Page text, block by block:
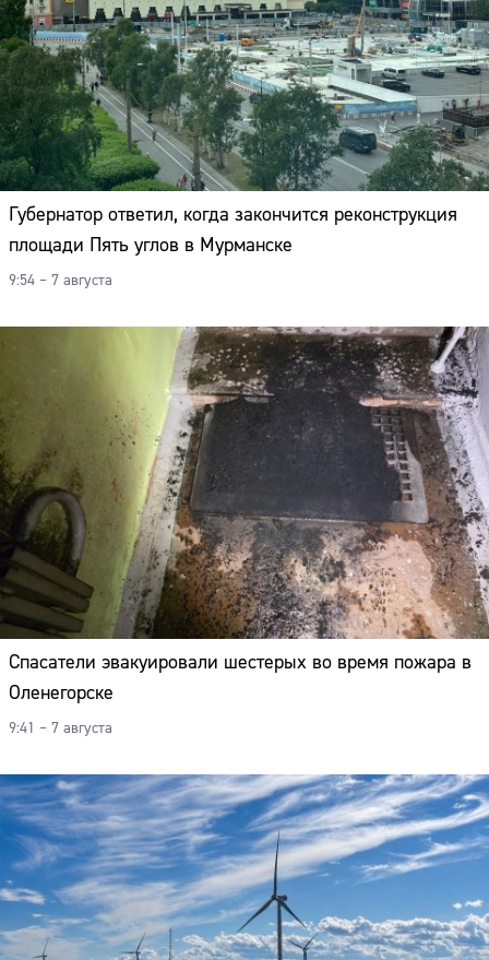
Губернатор ответил, когда закончится реконструкция
площади Пять углов в Мурманске
9:54 – 7 августа
Спасатели эвакуировали шестерых во время пожара в
Оленегорске
9:41 – 7 августа